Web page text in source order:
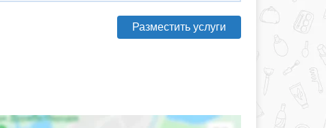
Разместить услуги